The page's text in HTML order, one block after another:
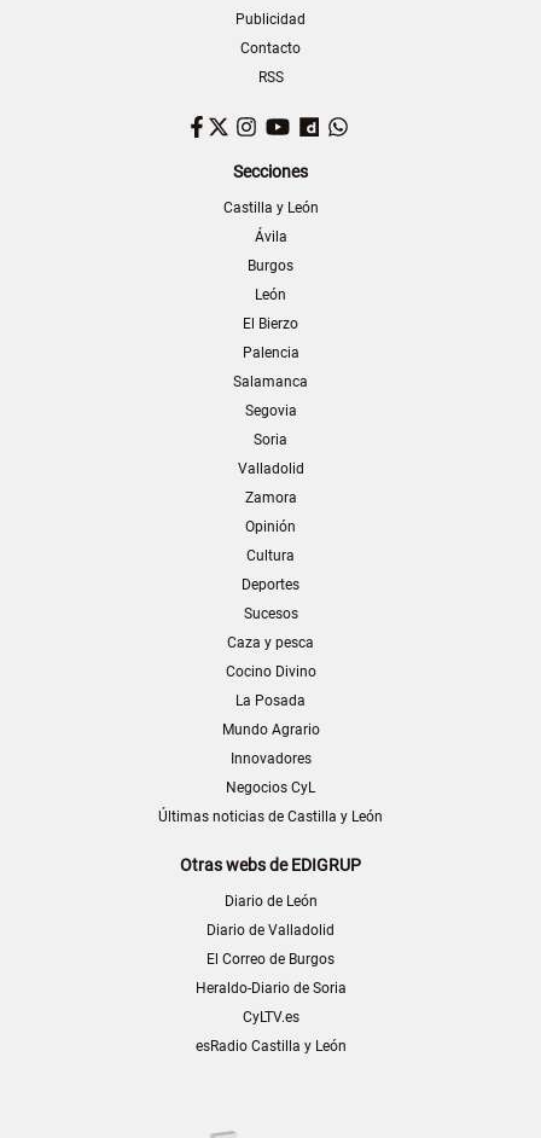
Publicidad
Contacto
RSS
Facebook
TwitterInstagram
YouTubeDailymotion
Secciones
Castilla y León
Ávila
Burgos
León
El Bierzo
Palencia
Salamanca
Segovia
Soria
Valladolid
Zamora
Opinión
Cultura
Deportes
Sucesos
Caza y pesca
Cocino Divino
La Posada
Mundo Agrario
Innovadores
Negocios CyL
Últimas noticias de Castilla y León
Otras webs de EDIGRUP
Diario de León
Diario de Valladolid
El Correo de Burgos
Heraldo-Diario de Soria
CyLTV.es
esRadio Castilla y León